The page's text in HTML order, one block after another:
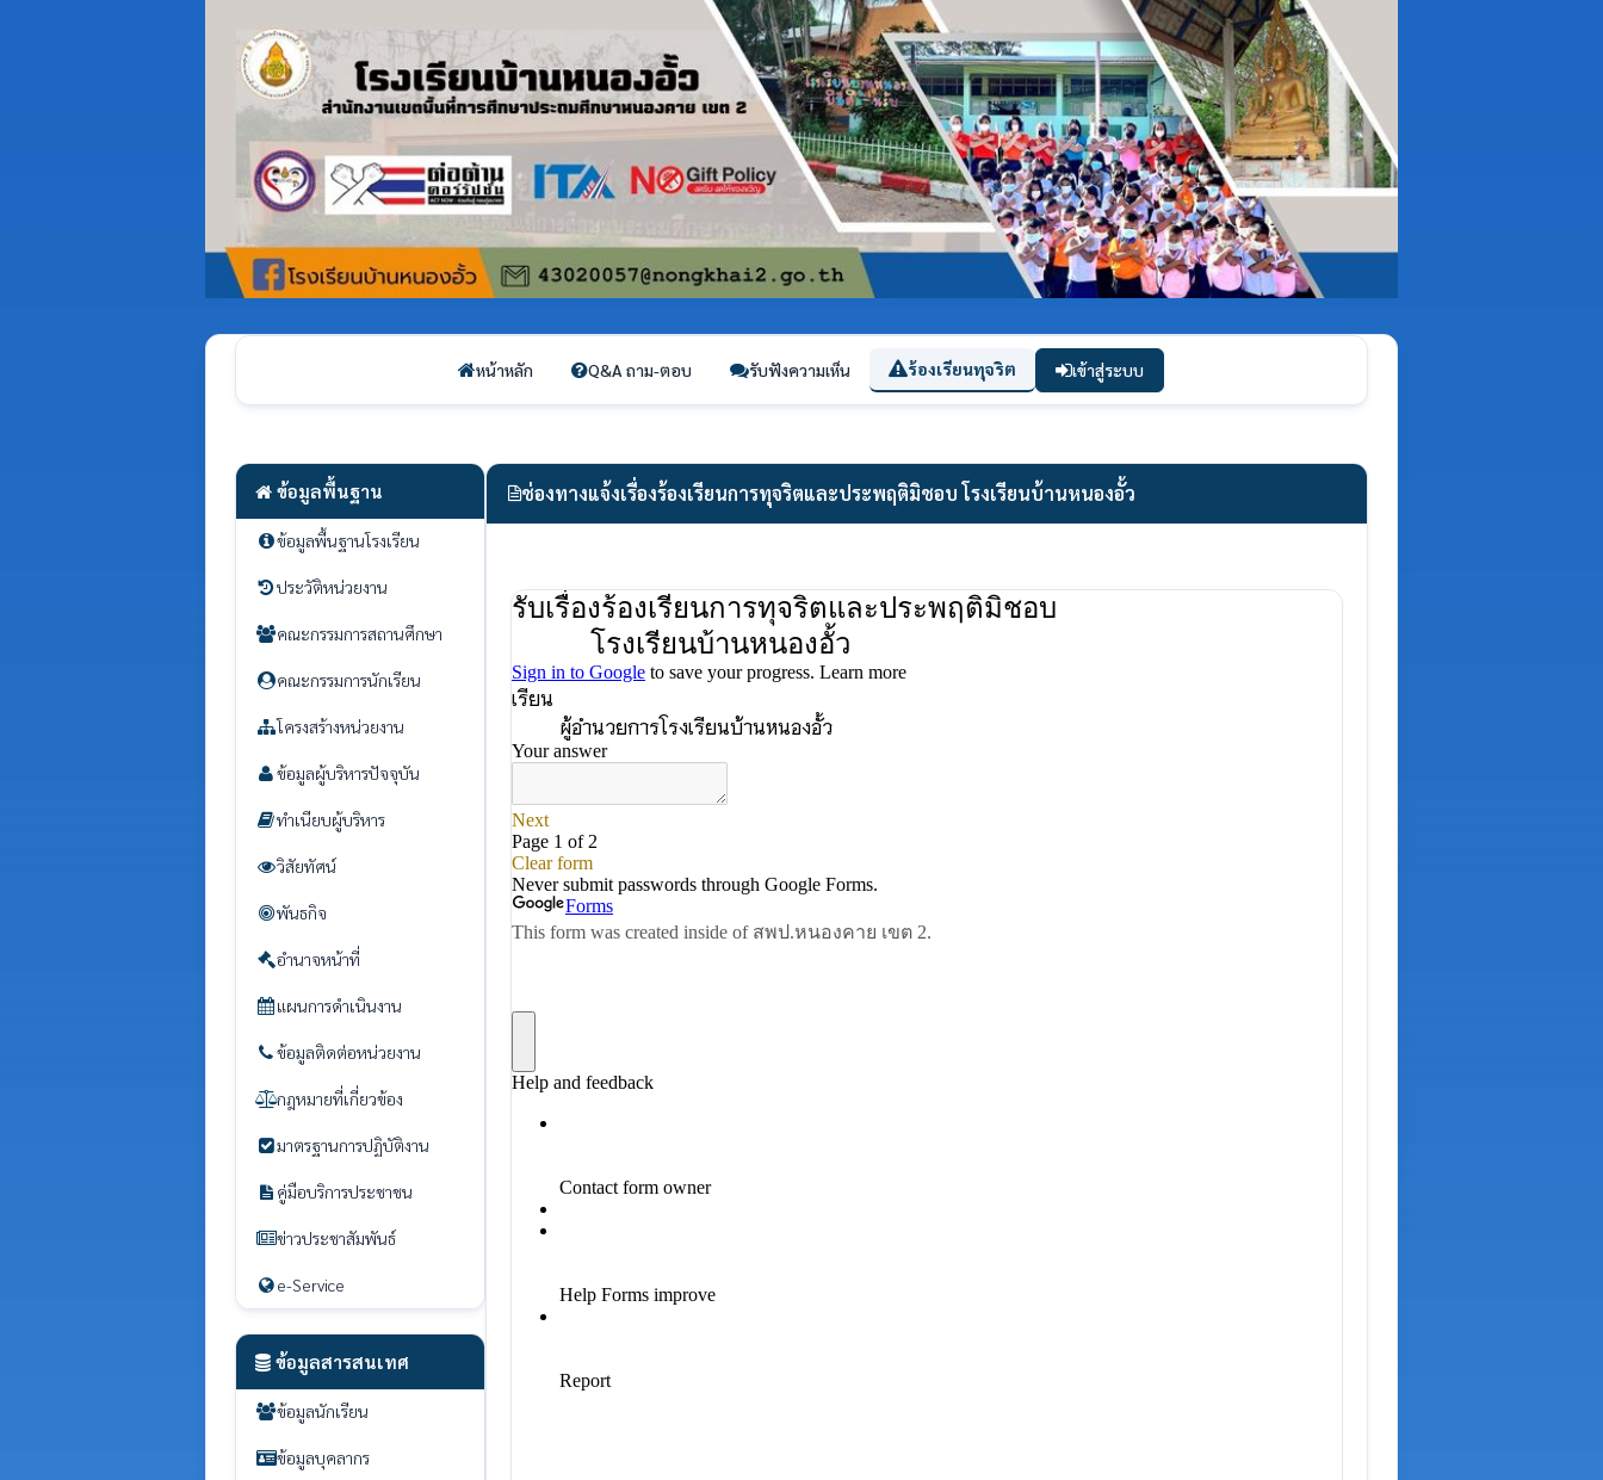
หน้าหลัก Q&A ถาม-ตอบ รับฟังความเห็น ร้องเรียนทุจริต เข้าสู่ระบบ
ข้อมูลพื้นฐาน
ข้อมูลพื้นฐานโรงเรียน
ประวัติหน่วยงาน
คณะกรรมการสถานศึกษา
คณะกรรมการนักเรียน
โครงสร้างหน่วยงาน
ข้อมูลผู้บริหารปัจจุบัน
ทำเนียบผู้บริหาร
วิสัยทัศน์
พันธกิจ
อำนาจหน้าที่
แผนการดำเนินงาน
ข้อมูลติดต่อหน่วยงาน
กฎหมายที่เกี่ยวข้อง
มาตรฐานการปฏิบัติงาน
คู่มือบริการประชาชน
ข่าวประชาสัมพันธ์
e-Service
ข้อมูลสารสนเทศ
ข้อมูลนักเรียน
ข้อมูลบุคลากร
ช่องทางแจ้งเรื่องร้องเรียนการทุจริตและประพฤติมิชอบ โรงเรียนบ้านหนองอั้ว